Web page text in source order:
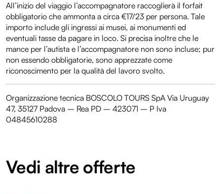
All’inizio del viaggio l’accompagnatore raccoglierà il forfait
obbligatorio che ammonta a circa €17/23 per persona. Tale
importo include gli ingressi ai musei, ai monumenti ed
eventuali tasse da pagare in loco. Si precisa inoltre che le
mance per l’autista e l’accompagnatore non sono incluse; pur
non essendo obbligatorie, sono apprezzate come
riconoscimento per la qualità del lavoro svolto.
Organizzazione tecnica BOSCOLO TOURS SpA Via Uruguay
47, 35127 Padova – Rea PD – 423071 – P Iva
04845610288
Vedi altre offerte